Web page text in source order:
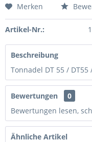
Merken
Artikel-Nr.:
Beschreibung
Tonnadel DT 55 / DT55
Bewertungen
0
Bewertungen lesen,
Ähnliche Artikel